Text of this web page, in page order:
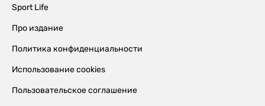
Sport Life
Про издание
Политика конфиденциальности
Использование cookies
Пользовательское соглашение